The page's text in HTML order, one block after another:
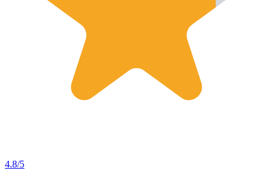
4.8/5